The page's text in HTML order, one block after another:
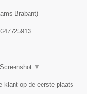
Brabant)
Screenshot ▼
klant op de eerste plaats